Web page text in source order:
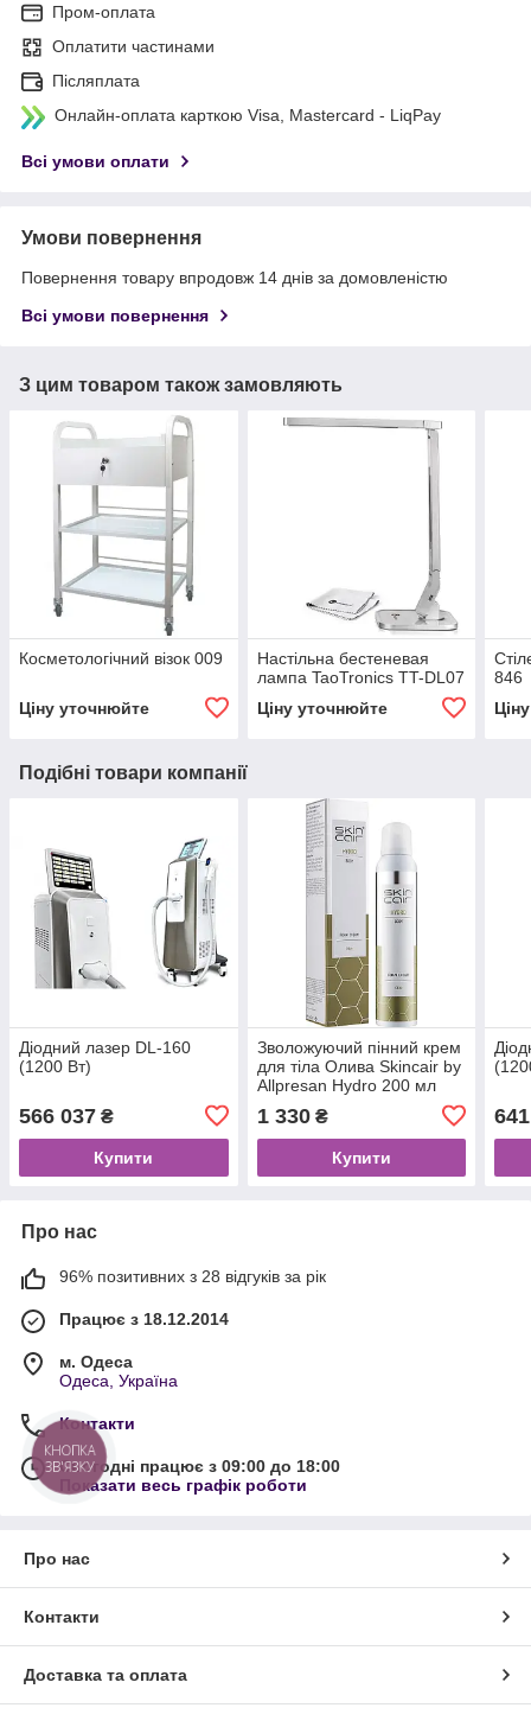
Пром-оплата
Оплатити частинами
Післяплата
Онлайн-оплата карткою Visa, Mastercard - LiqPay
Всі умови оплати
Умови повернення
Повернення товару впродовж 14 днів за домовленістю
Всі умови повернення
З цим товаром також замовляють
Косметологічний візок 009
Ціну уточнюйте
Настільна бестеневая
лампа TaoTronics TT-DL07
Ціну уточнюйте
846
Подібні товари компанії
Діодний лазер DL-160
(1200 Вт)
566 037 ₴
Купити
Зволожуючий пінний крем
для тіла Олива Skincair by
Allpresan Hydro 200 мл
1 330₴
Купити
Про нас
96% позитивних з 28 відгуків за рік
Працює з 18.12.2014
м. Одеса
Одеса, Україна
Контакти
Сьогодні працює з 09:00 до 18:00
Показати весь графік роботи
Про нас
Контакти
Доставка та оплата
КНОПКА
ЗВ'ЯЗКУ